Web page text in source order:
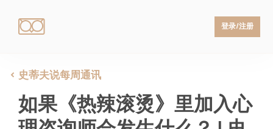
登录/注册
史蒂夫说每周通讯
如果《热辣滚烫》里加入心